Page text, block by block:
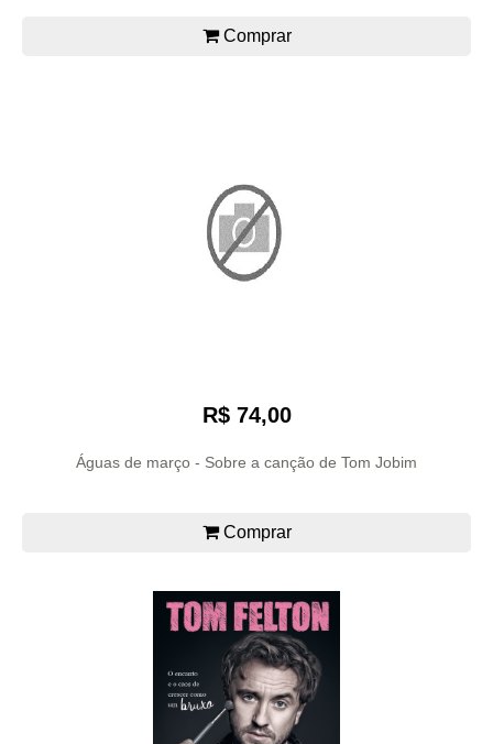
Comprar
R$ 74,00
Águas de março - Sobre a canção de Tom Jobim
Comprar